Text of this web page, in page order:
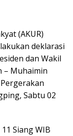
(AKUR)
deklarasi
dan Wakil
– Muhaimin
Sabtu 02
Siang WIB